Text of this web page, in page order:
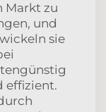
Markt zu
und
sie
effizient.